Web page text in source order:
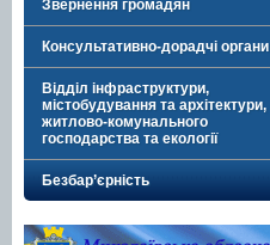
Звернення громадян
Консультативно-дорадчі органи
Відділ інфраструктури,
містобудування та архітектури,
житлово-комунального
господарства та екології
Безбар’єрність